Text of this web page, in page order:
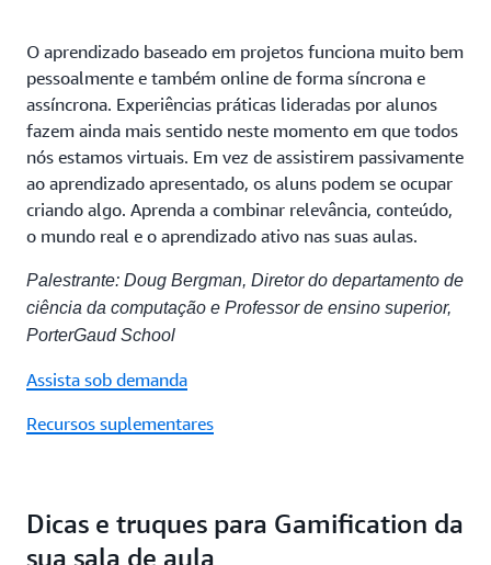
O aprendizado baseado em projetos funciona muito bem
pessoalmente e também online de forma síncrona e
assíncrona. Experiências práticas lideradas por alunos
fazem ainda mais sentido neste momento em que todos
nós estamos virtuais. Em vez de assistirem passivamente
ao aprendizado apresentado, os aluns podem se ocupar
criando algo. Aprenda a combinar relevância, conteúdo,
o mundo real e o aprendizado ativo nas suas aulas.
Palestrante: Doug Bergman, Diretor do departamento de
ciência da computação e Professor de ensino superior,
PorterGaud School
Assista sob demanda
Recursos suplementares
Dicas e truques para Gamification da
sua sala de aula